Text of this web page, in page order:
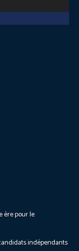
ère pour le
indépendants